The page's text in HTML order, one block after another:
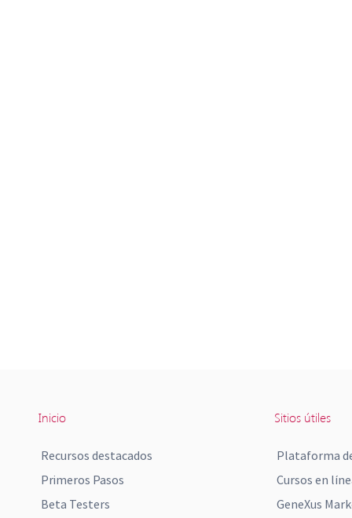
Inicio
Recursos destacados
Primeros Pasos
Beta Testers
Sitios útiles
Plataforma
Cursos en
GeneXus